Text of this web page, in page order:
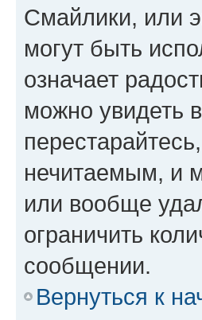
Смайлики, или
могут быть
означает
можно увидеть
нечитаемым, и
или вообще
ограничить
сообщении.
Вернуться к